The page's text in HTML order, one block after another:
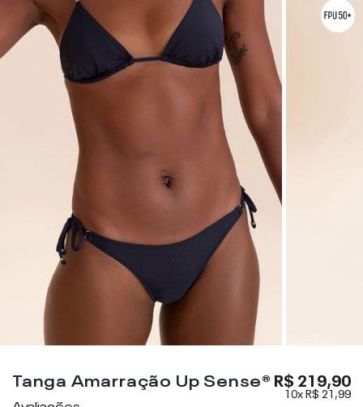
Tanga Amarração Up Sense® R$ 219,90
10xR$ 21,99